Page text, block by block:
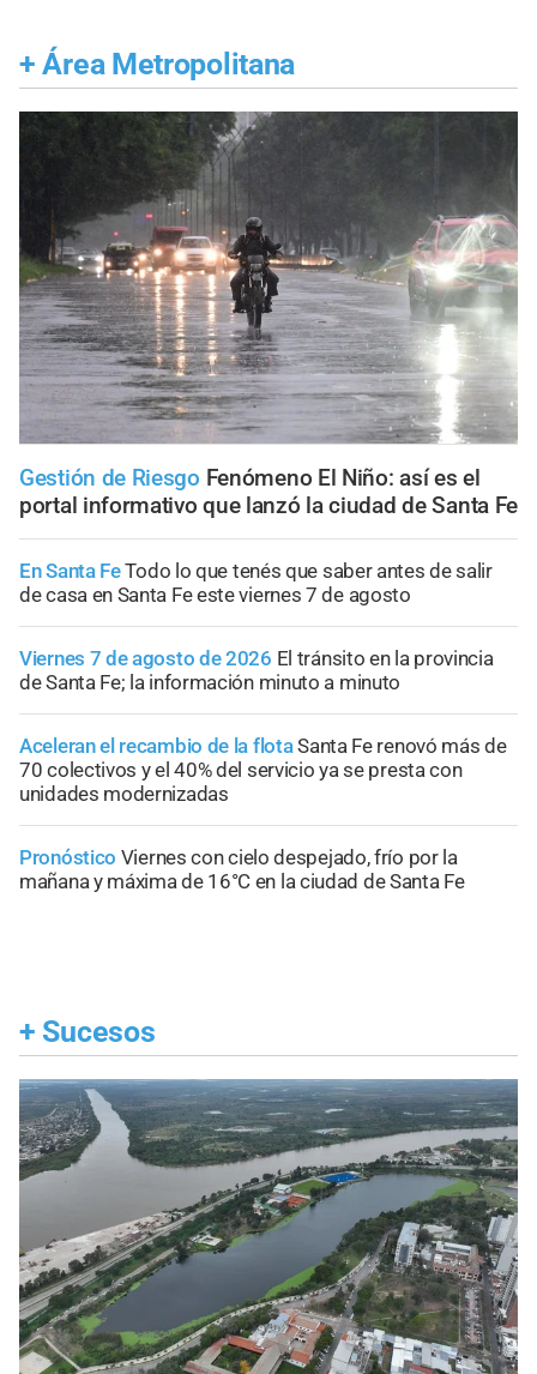
+ Área Metropolitana
Gestión de Riesgo Fenómeno El Niño: así es el
portal informativo que lanzó la ciudad de Santa Fe
En Santa FeTodo lo que tenés que saber antes de salir
de casa en Santa Fe este viernes 7 de agosto
Viernes 7 de agosto de 2026 El tránsito en la provincia
de Santa Fe; la información minuto a minuto
Aceleran el recambio de la flotaSanta Fe renovó más de
70 colectivos y el 40% del servicio ya se presta con
unidades modernizadas
Pronóstico Viernes con cielo despejado, frío por la
mañana y máxima de 16°C en la ciudad de Santa Fe
+ Sucesos